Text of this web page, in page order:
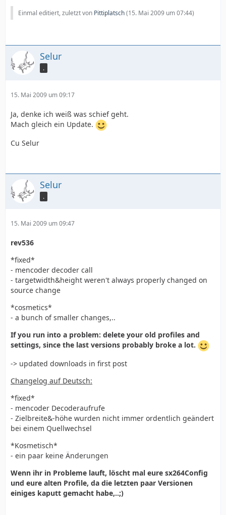
Einmal editiert, zuletzt von Pittiplatsch(15. Mai 2009 um 07:44)
Selur
.
15. Mai 2009 um 09:17
Ja, denke ich weiß was schief geht.
Mach gleich ein Update.
Cu Selur
Selur
.
15. Mai 2009 um 09:47
rev536
*fixed*
- mencoder decoder call
- targetwidth&height weren't always properly changed on
source change
*cosmetics*
- a bunch of smaller changes,..
If you run into a problem: delete your old profiles and
settings, since the last versions probably broke a lot.
-> updated downloads in first post
Changelog auf Deutsch:
*fixed*
- mencoder Decoderaufrufe
- Zielbreite&-höhe wurden nicht immer ordentlich geändert
bei einem Quellwechsel
*Kosmetisch*
- ein paar keine Änderungen
Wenn ihr in Probleme lauft, löscht mal eure sx264Config
und eure alten Profile, da die letzten paar Versionen
einiges kaputt gemacht habe,..;)